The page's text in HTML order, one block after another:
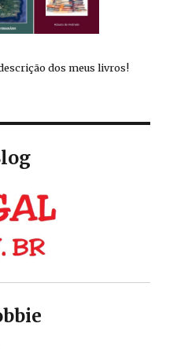
dos meus livros!